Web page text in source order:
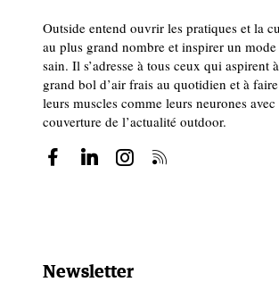
Outside entend ouvrir les pratiques et la
au plus grand nombre et inspirer un
sain. Il s’adresse à tous ceux qui aspirent
grand bol d’air frais au quotidien et à
leurs muscles comme leurs neurones
couverture de l’actualité outdoor.
Newsletter